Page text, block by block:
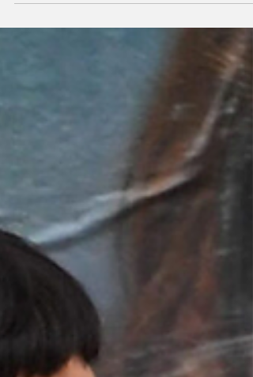
descubierto la trágica situación que se vive
hace años en...